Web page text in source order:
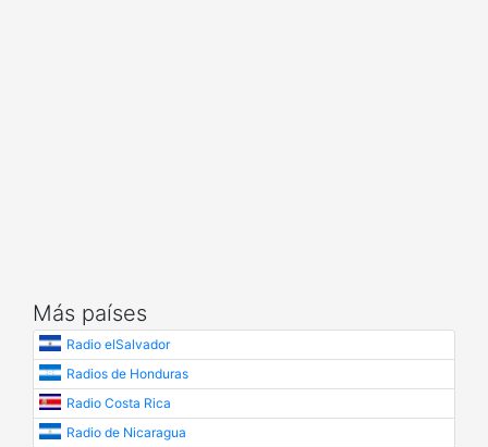
Más países
Radio elSalvador
Radios de Honduras
Radio Costa Rica
Radio de Nicaragua